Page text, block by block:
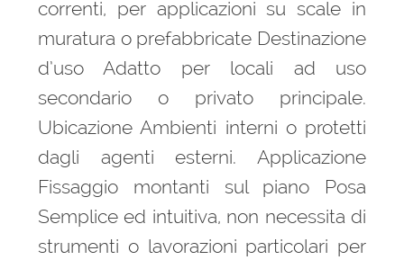
correnti, per applicazioni su scale in
muratura o prefabbricate Destinazione
d’uso Adatto per locali ad uso
secondario o privato principale.
Ubicazione Ambienti interni o protetti
dagli agenti esterni. Applicazione
Fissaggio montanti sul piano Posa
Semplice ed intuitiva, non necessita di
strumenti o lavorazioni particolari per